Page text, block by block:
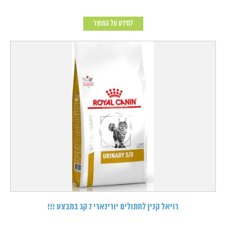
למידע על המוצר
רויאל קנין לחתולים יורינארי 7 קג במבצע !!!